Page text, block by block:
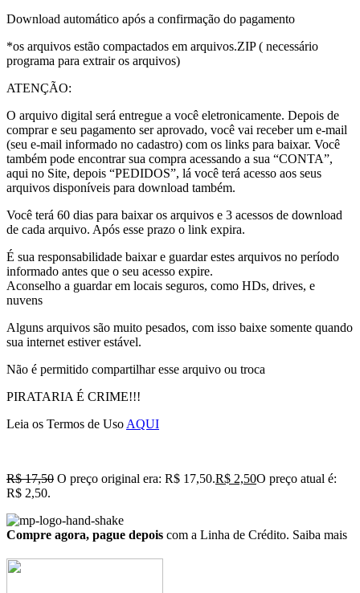
Download automático após a confirmação do pagamento
*os arquivos estão compactados em arquivos.ZIP ( necessário
programa para extrair os arquivos)
ATENÇÃO:
O arquivo digital será entregue a você eletronicamente. Depois de
comprar e seu pagamento ser aprovado, você vai receber um e-mail
(seu e-mail informado no cadastro) com os links para baixar. Você
também pode encontrar sua compra acessando a sua “CONTA”,
aqui no Site, depois “PEDIDOS”, lá você terá acesso aos seus
arquivos disponíveis para download também.
Você terá 60 dias para baixar os arquivos e 3 acessos de download
de cada arquivo. Após esse prazo o link expira.
É sua responsabilidade baixar e guardar estes arquivos no período
informado antes que o seu acesso expire.
Aconselho a guardar em locais seguros, como HDs, drives, e
nuvens
Alguns arquivos são muito pesados, com isso baixe somente quando
sua internet estiver estável.
Não é permitido compartilhar esse arquivo ou troca
PIRATARIA É CRIME!!!
Leia os Termos de Uso AQUI
R$17,50 O preço original era: R$ 17,50.R$ 2,50O preço atual é:
R$ 2,50.
Compre agora, pague depois com a Linha de Crédito. Saiba mais